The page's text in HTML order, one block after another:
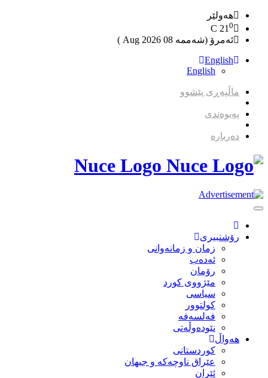
هەولێر
21 0
ئەمرۆ (شەممە 08 2026 Aug )
English
English
ماڵپەڕی پێشوو
پەیوەندی
دەربارە
Nuce Logo
Toggle
Navigation
رۆشنبیری
زمان و زمانه‌وانی
ئەدەب
رۆمان
مێژووى کورد
سیاسى
کولتوور
فەلسەفە
نێودەوڵەتی
هەواڵ
کوردستانی
عێراق ناوچەکە و جیهان
ئێران